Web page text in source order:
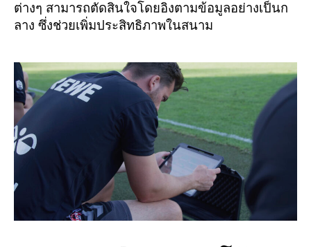
ต่างๆ สามารถตัดสินใจโดยอิงตามข้อมูลอย่างเป็นก
ลาง ซึ่งช่วยเพิ่มประสิทธิภาพในสนาม